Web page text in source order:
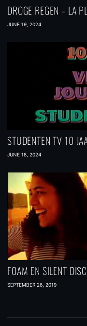
DROGE REGEN – LA
JUNE 19, 2024
STUDENTEN TV 10
JUNE 18, 2024
FOAM EN SILENT
SEPTEMBER 26, 2019